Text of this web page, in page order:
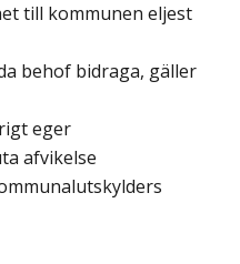
till kommunen eljest
behof bidraga, gäller
eger
afvikelse